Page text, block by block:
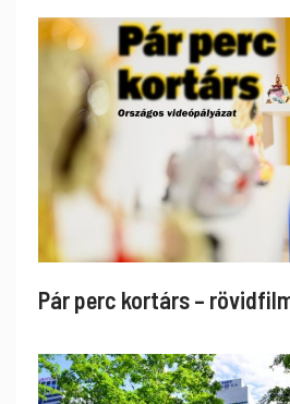
Pár perc kortárs –